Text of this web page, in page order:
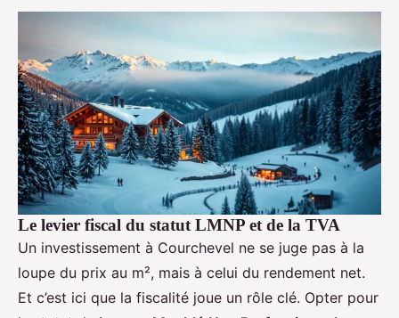
Le levier fiscal du statut LMNP et de la TVA
Un investissement à Courchevel ne se juge pas à la
loupe du prix au m², mais à celui du rendement net.
Et c’est ici que la fiscalité joue un rôle clé. Opter pour